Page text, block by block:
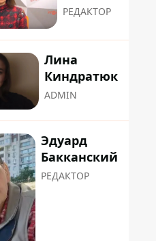
РЕДАКТОР
Лина
Киндратюк
ADMIN
Эдуард
Бакканский
РЕДАКТОР